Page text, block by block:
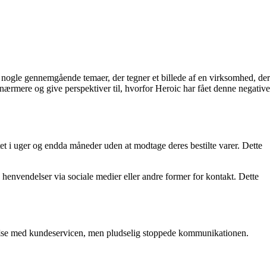
gennemgående temaer, der tegner et billede af en virksomhed, der
og give perspektiver til, hvorfor Heroic har fået denne negative
uger og endda måneder uden at modtage deres bestilte varer. Dette
via sociale medier eller andre former for kontakt. Dette
med kundeservicen, men pludselig stoppede kommunikationen.